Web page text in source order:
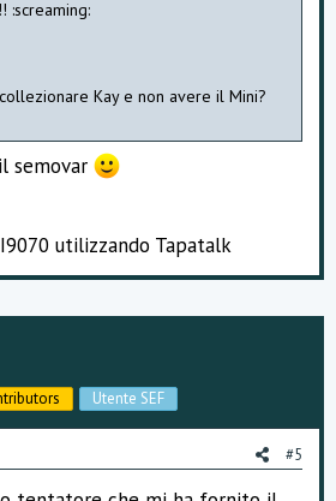
:screaming:
Kay e non avere il Mini?
semovar
utilizzando Tapatalk
Utente SEF
#5